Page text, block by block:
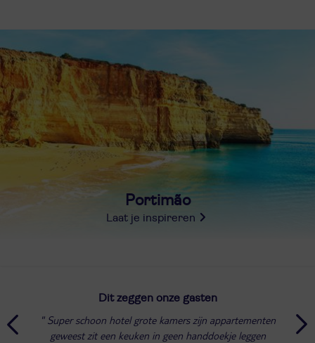
Portimão
Laat je inspireren
Dit zeggen onze gasten
Super schoon hotel grote kamers zijn appartementen
geweest zit een keuken in geen handdoekje leggen